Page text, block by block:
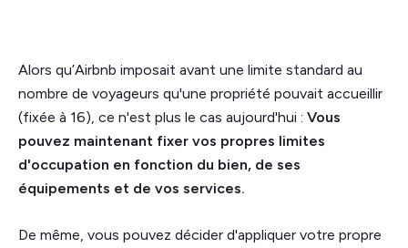
Alors qu’Airbnb imposait avant une limite standard au
nombre de voyageurs qu'une propriété pouvait accueillir
(fixée à 16), ce n'est plus le cas aujourd'hui : Vous
pouvez maintenant fixer vos propres limites
d'occupation en fonction du bien, de ses
équipements et de vos services.
De même, vous pouvez décider d'appliquer votre propre